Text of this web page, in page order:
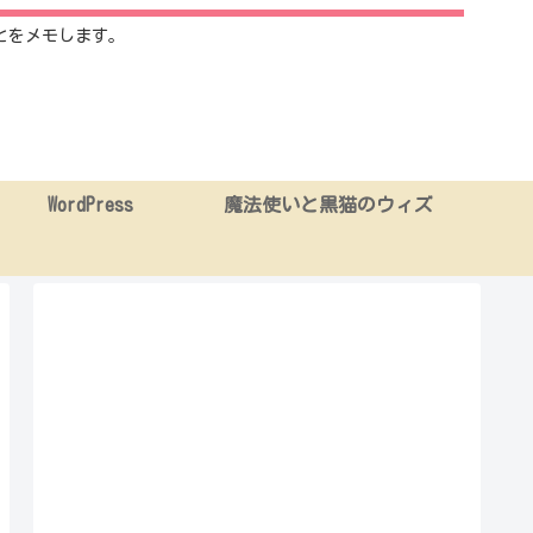
メモします。
WordPress 魔法使いと黒猫のウィズ